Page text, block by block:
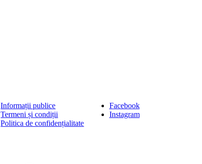
Informații publice
Termeni și condiții
Politica de confidențialitate
Facebook
Instagram